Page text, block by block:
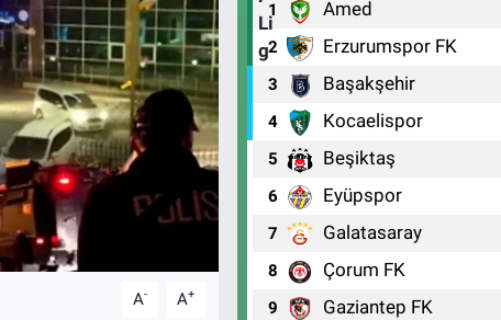
A- A+
1 Amed
2 Erzurumspor FK
3 Başakşehir
4 Kocaelispor
5 Beşiktaş
6 Eyüpspor
7 Galatasaray
8 Çorum FK
9 Gaziantep FK